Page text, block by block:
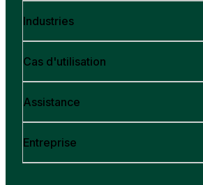
Industries
Cas d'utilisation
Assistance
Entreprise